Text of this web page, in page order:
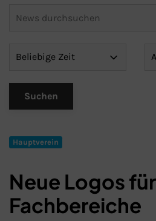
Hauptverein
Neue Logos
Fachbereiche